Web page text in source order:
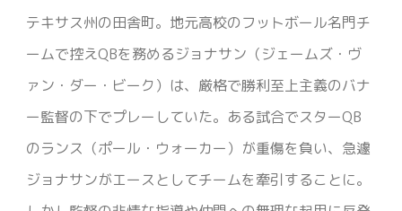
テキサス州の田舎町。地元高校のフットボール名門チ
ームで控えQBを務めるジョナサン（ジェームズ・ヴ
ァン・ダー・ビーク）は、厳格で勝利至上主義のバナ
ー監督の下でプレーしていた。ある試合でスターQB
のランス（ポール・ウォーカー）が重傷を負い、急遽
ジョナサンがエースとしてチームを牽引することに。